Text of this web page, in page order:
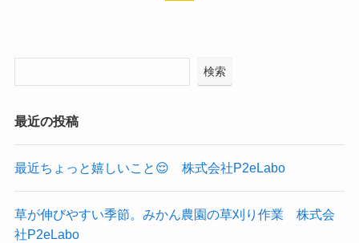
検索
最近の投稿
最近ちょっと嬉しいこと😌 株式会社P2eLabo
草が伸びやすい季節。みかん農園の草刈り作業 株式会
社P2eLabo